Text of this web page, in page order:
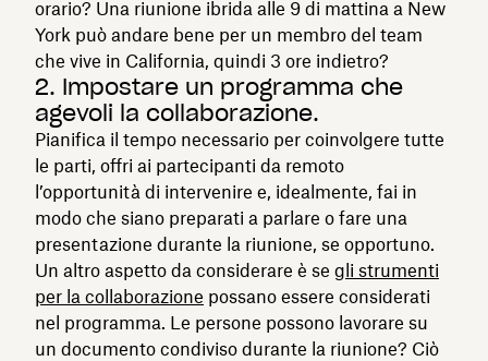
orario? Una riunione ibrida alle 9 di mattina a New
York può andare bene per un membro del team
che vive in California, quindi 3 ore indietro?
2. Impostare un programma che
agevoli la collaborazione.
Pianifica il tempo necessario per coinvolgere tutte
le parti, offri ai partecipanti da remoto
l’opportunità di intervenire e, idealmente, fai in
modo che siano preparati a parlare o fare una
presentazione durante la riunione, se opportuno.
Un altro aspetto da considerare è se gli strumenti
per la collaborazione possano essere considerati
nel programma. Le persone possono lavorare su
un documento condiviso durante la riunione? Ciò